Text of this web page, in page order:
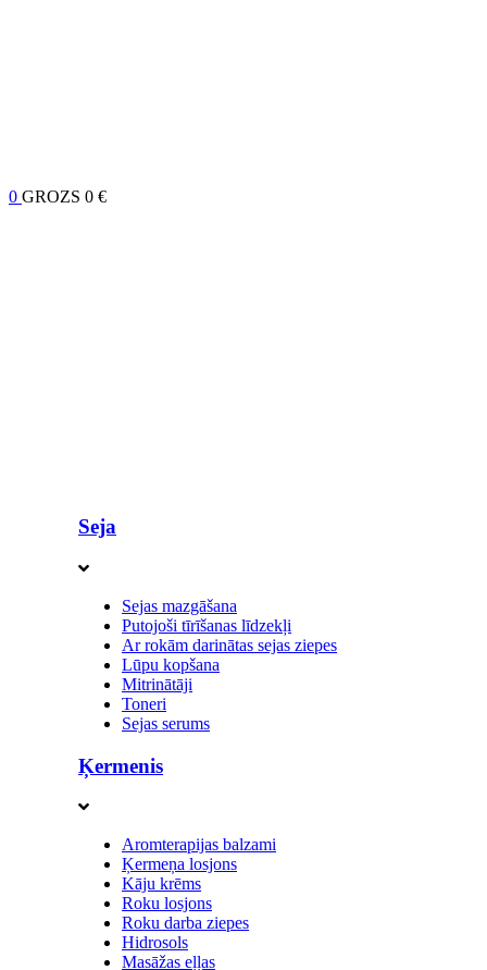
0 GROZS 0 €
Seja
Sejas mazgāšana
Putojoši tīrīšanas līdzekļi
Ar rokām darinātas sejas ziepes
Lūpu kopšana
Mitrinātāji
Toneri
Sejas serums
Ķermenis
Aromterapijas balzami
Ķermeņa losjons
Kāju krēms
Roku losjons
Roku darba ziepes
Hidrosols
Masāžas eļļas